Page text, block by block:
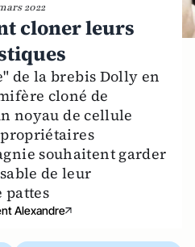
2022
cloner leurs
de la brebis Dolly en
cloné de
noyau de cellule
souhaitent garder
de leur
pattes
Alexandre